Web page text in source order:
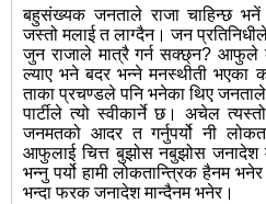
बहुसंख्यक जनताले राजा चाहिन्छ भनें
जस्तो मलाई त लाग्दैन। जन
जुन राजाले मात्रै गर्न सक्छ्न? आफुले
ल्याए भने बदर भन्ने मनस्थीती
ताका प्रचण्डले पनि भनेका थिए
पार्टीले त्यो स्वीकार्ने छ। अचेल
जनमतको आदर त गर्नुपर्यो नी
आफुलाई चित्त बुझोस नबुझोस जनादेश
भन्नु पर्यो हामी लोकतान्त्रिक हैनम भनेर
भन्दा फरक जनादेश मान्दैनम भनेर।